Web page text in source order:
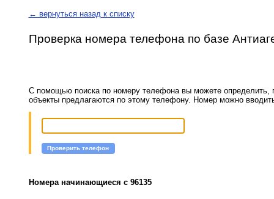
← вернуться назад к списку
Проверка номера телефона по базе
С помощью поиска по номеру телефона вы можете определить,
объекты предлагаются по этому телефону. Номер можно
Проверить телефон
Номера начинающиеся с 96135